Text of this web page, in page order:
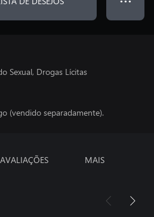
Sexual, Drogas Lícitas
(vendido separadamente).
AVALIAÇÕES MAIS